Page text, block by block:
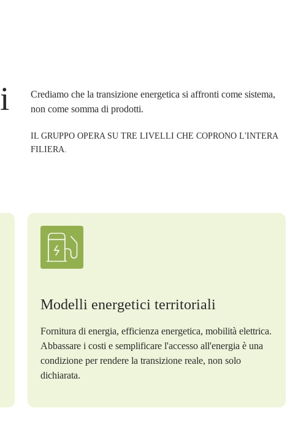
i
Crediamo che la transizione energetica si affronti come sistema,
non come somma di prodotti.
IL GRUPPO OPERA SU TRE LIVELLI CHE COPRONO L'INTERA
FILIERA.
Modelli energetici territoriali
Fornitura di energia, efficienza energetica, mobilità elettrica.
Abbassare i costi e semplificare l'accesso all'energia è una
condizione per rendere la transizione reale, non solo
dichiarata.